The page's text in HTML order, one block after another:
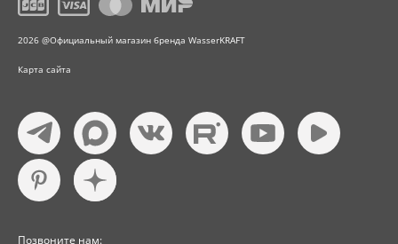
2026 @Официальный магазин бренда WasserKRAFT
Карта сайта
Позвоните нам: